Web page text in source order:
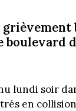
lundi soir
en